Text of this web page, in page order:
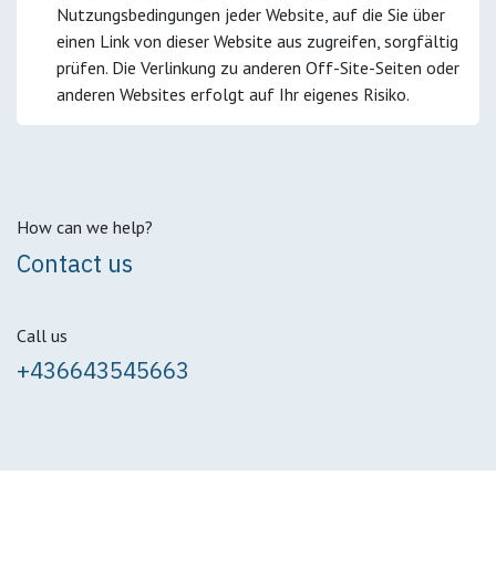
Nutzungsbedingungen jeder Website, auf die Sie über
einen Link von dieser Website aus zugreifen, sorgfältig
prüfen. Die Verlinkung zu anderen Off-Site-Seiten oder
anderen Websites erfolgt auf Ihr eigenes Risiko.
How can we help?
Contact us
Call us
+436643545663